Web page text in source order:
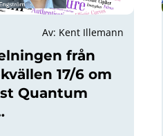
Av: Kent Illemann
från
17/6 om
Quantum